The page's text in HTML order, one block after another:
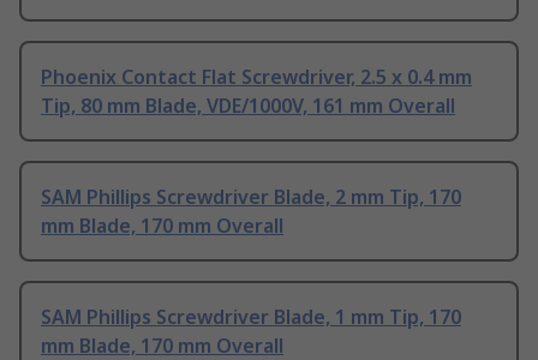
Phoenix Contact Flat Screwdriver, 2.5 x 0.4 mm
Tip, 80 mm Blade, VDE/1000V, 161 mm Overall
SAM Phillips Screwdriver Blade, 2 mm Tip, 170
mm Blade, 170 mm Overall
SAM Phillips Screwdriver Blade, 1 mm Tip, 170
mm Blade, 170 mm Overall